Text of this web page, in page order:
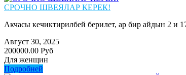
СРОЧНО ШВЕЯЛАР КЕРЕК!
Акчасы кечиктирилбей берилет, ар бир айдын 2 и
Август 30, 2025
200000.00 Руб
Для женщин
Подробней